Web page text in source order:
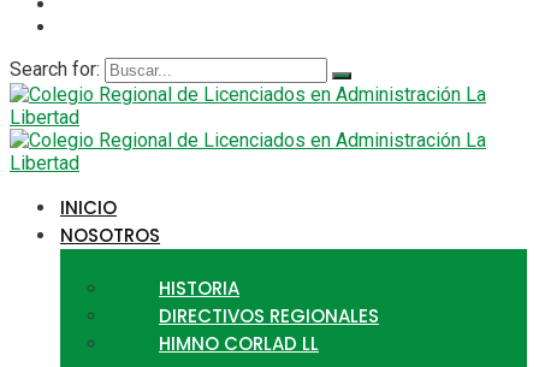
Search for:
INICIO
NOSOTROS
HISTORIA
DIRECTIVOS REGIONALES
HIMNO CORLAD LL